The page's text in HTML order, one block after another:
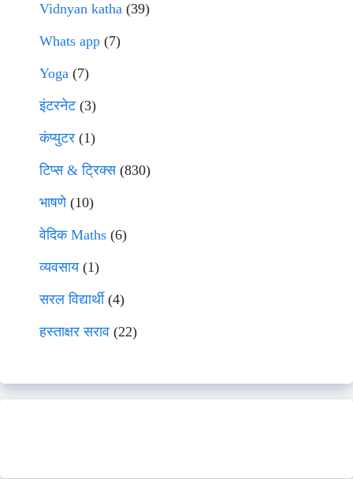
Vidnyan katha (39)
Whats app (7)
Yoga (7)
इंटरनेट(3)
कंप्युटर (1)
टिप्स & ट्रिक्स(830)
भाषणे(10)
वेदिक Maths (6)
व्यवसाय(1)
सरल विद्यार्थी(4)
हस्ताक्षर सराव (22)